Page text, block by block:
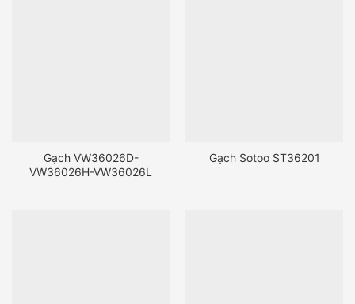
Gạch VW36026D-
VW36026H-VW36026L
Gạch Sotoo ST36201